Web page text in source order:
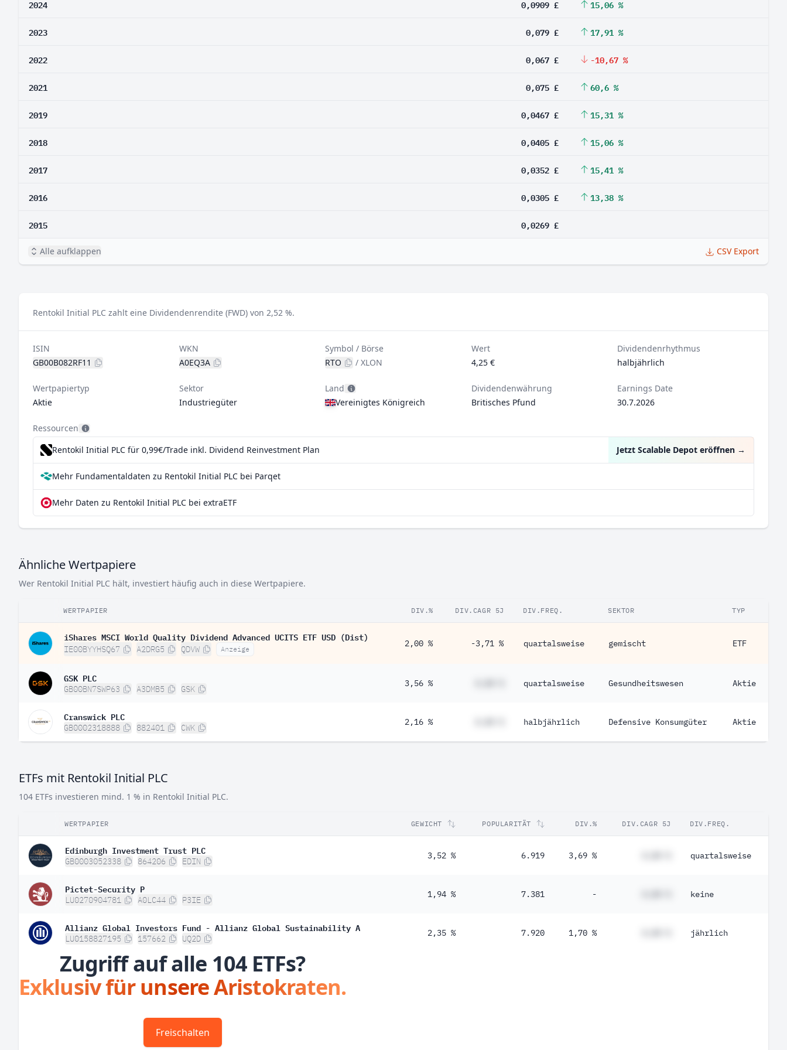
2024 0,0909 £ 15,06 %
2023 0,079 £ 17,91 %
2022 0,067 £ -10,67 %
2021 0,075 £ 60,6 %
2019 0,0467 £ 15,31 %
2018 0,0405 £ 15,06 %
2017 0,0352 £ 15,41 %
2016 0,0305 £ 13,38 %
2015 0,0269 £
Alle aufklappen CSV Export
Rentokil Initial PLC zahlt eine Dividendenrendite (FWD) von 2,52 %.
ISIN
GB00B082RF11
WKN
A0EQ3A
Symbol / Börse
RTO
/XLON
Wert
4,25 €
Dividendenrhythmus
halbjährlich
Wertpapiertyp
Aktie
Sektor
Industriegüter
Land
Vereinigtes Königreich
Dividendenwährung
Britisches Pfund
Earnings Date
30.7.2026
Ressourcen
Rentokil Initial PLC für 0,99€/Trade inkl. Dividend Reinvestment Plan
Jetzt Scalable Depot eröffnen →
Mehr Fundamentaldaten zu Rentokil Initial PLC bei Parqet
Mehr Daten zu Rentokil Initial PLC bei extraETF
Ähnliche Wertpapiere
Wer Rentokil Initial PLC hält, investiert häufig auch in diese Wertpapiere.
WERTPAPIER DIV.% DIV.CAGR 5J DIV.FREQ. SEKTOR TYP
iShares MSCI World Quality Dividend Advanced UCITS ETF USD (Dist)
IE00BYYHSQ67 A2DRG5 QDVW Anzeige
2,00 % -3,71 % quartalsweise gemischt ETF
GSK PLC
GB00BN7SWP63 A3DMB5 GSK
3,56 % quartalsweise Gesundheitswesen Aktie
Cranswick PLC
GB0002318888 882401 CWK
2,16 % halbjährlich Defensive Konsumgüter Aktie
ETFs mit Rentokil Initial PLC
104 ETFs investieren mind. 1 % in Rentokil Initial PLC.
WERTPAPIER GEWICHT POPULARITÄT DIV.% DIV.CAGR 5J DIV.FREQ.
Edinburgh Investment Trust PLC
GB0003052338 864206 EDIN
3,52 % 6.919 3,69 % quartalsweise
Pictet-Security P
LU0270904781 A0LC44 P3IE
1,94 % 7.381 - keine
Allianz Global Investors Fund - Allianz Global Sustainability A
LU0158827195 157662 UQ2D
2,35 % 7.920 1,70 % jährlich
Zugriff auf alle 104 ETFs?
Exklusiv für unsere Aristokraten.
Freischalten